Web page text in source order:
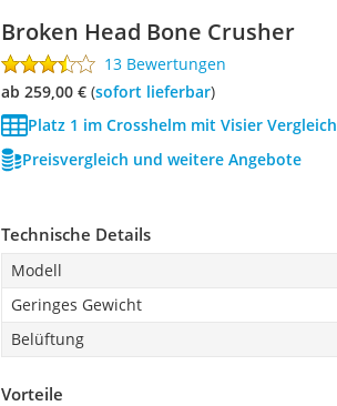
Broken Head Bone Crusher
13 Bewertungen
ab 259,00 €( Sofort lieferbar)
Platz 1 im Crosshelm mit Visier Vergleich
Preisvergleich und weitere Angebote
Technische Details
Modell
Geringes Gewicht
Belüftung
Vorteile